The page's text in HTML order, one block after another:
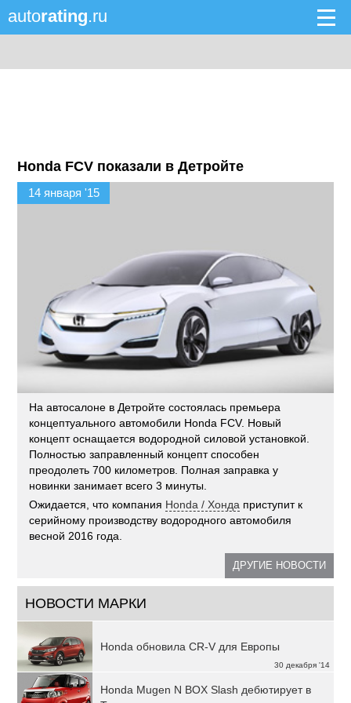
autorating.ru
Honda FCV показали в Детройте
14 января '15
На автосалоне в Детройте состоялась премьера
концептуального автомобили Honda FCV. Новый
концепт оснащается водородной силовой установкой.
Полностью заправленный концепт способен
преодолеть 700 километров. Полная заправка у
новинки занимает всего 3 минуты.
Ожидается, что компания Honda / Хонда приступит к
серийному производству водородного автомобиля
весной 2016 года.
ДРУГИЕ НОВОСТИ
НОВОСТИ МАРКИ
30 декабря '14
Honda обновила CR-V для Европы
Honda Mugen N BOX Slash дебютирует в